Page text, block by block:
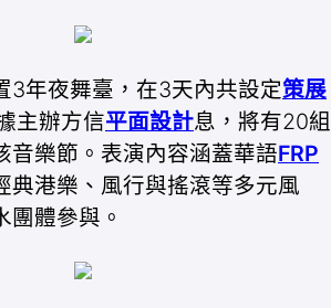
3年夜舞臺，在3天內共設定策展
主辦方信平面設計息，將有20組
音樂節。表演內容涵蓋華語FRP
典港樂、風行與搖滾等多元風
團體參與。